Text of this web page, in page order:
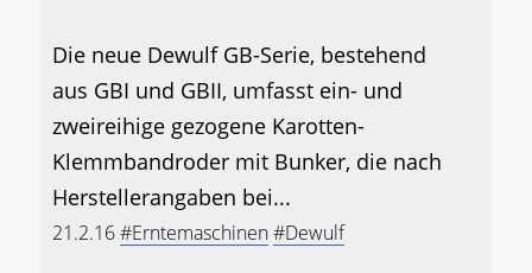
Die neue Dewulf GB-Serie, bestehend
aus GBI und GBII, umfasst ein- und
zweireihige gezogene Karotten-
Klemmbandroder mit Bunker, die nach
Herstellerangaben bei...
21.2.16#Erntemaschinen#Dewulf